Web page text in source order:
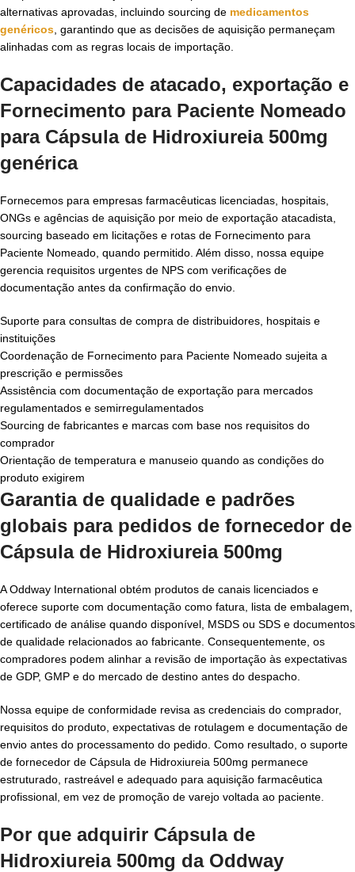
alternativas aprovadas, incluindo sourcing de medicamentos
genéricos , garantindo que as decisões de aquisição permaneçam
alinhadas com as regras locais de importação.
Capacidades de atacado, exportação e
Fornecimento para Paciente Nomeado
para Cápsula de Hidroxiureia 500mg
genérica
Fornecemos para empresas farmacêuticas licenciadas, hospitais,
ONGs e agências de aquisição por meio de exportação atacadista,
sourcing baseado em licitações e rotas de Fornecimento para
Paciente Nomeado, quando permitido. Além disso, nossa equipe
gerencia requisitos urgentes de NPS com verificações de
documentação antes da confirmação do envio.
Suporte para consultas de compra de distribuidores, hospitais e
instituições
Coordenação de Fornecimento para Paciente Nomeado sujeita a
prescrição e permissões
Assistência com documentação de exportação para mercados
regulamentados e semirregulamentados
Sourcing de fabricantes e marcas com base nos requisitos do
comprador
Orientação de temperatura e manuseio quando as condições do
produto exigirem
Garantia de qualidade e padrões
globais para pedidos de fornecedor de
Cápsula de Hidroxiureia 500mg
A Oddway International obtém produtos de canais licenciados e
oferece suporte com documentação como fatura, lista de embalagem,
certificado de análise quando disponível, MSDS ou SDS e documentos
de qualidade relacionados ao fabricante. Consequentemente, os
compradores podem alinhar a revisão de importação às expectativas
de GDP, GMP e do mercado de destino antes do despacho.
Nossa equipe de conformidade revisa as credenciais do comprador,
requisitos do produto, expectativas de rotulagem e documentação de
envio antes do processamento do pedido. Como resultado, o suporte
de fornecedor de Cápsula de Hidroxiureia 500mg permanece
estruturado, rastreável e adequado para aquisição farmacêutica
profissional, em vez de promoção de varejo voltada ao paciente.
Por que adquirir Cápsula de
Hidroxiureia 500mg da Oddway